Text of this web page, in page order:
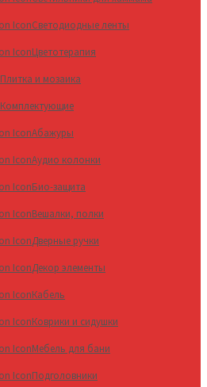
Светодиодные ленты
Цветотерапия
Плитка и мозаика
Комплектующие
Абажуры
Аудио колонки
Био-защита
Вешалки, полки
Дверные ручки
Декор элементы
Кабель
Коврики и сидушки
Мебель для бани
Подголовники